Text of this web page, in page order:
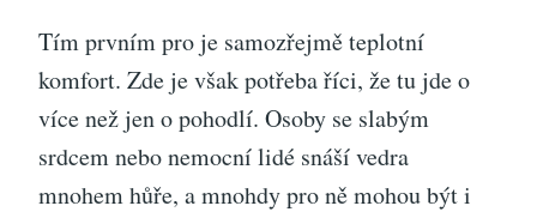
Tím prvním pro je samozřejmě teplotní
komfort. Zde je však potřeba říci, že tu jde o
více než jen o pohodlí. Osoby se slabým
srdcem nebo nemocní lidé snáší vedra
mnohem hůře, a mnohdy pro ně mohou být i